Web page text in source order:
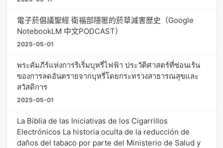
電子菸倡議聖經 衛福部隱匿的菸草減害歷史（Google
NotebookLM 中文PODCAST）
2025-05-01
พระคัมภีร์แห่งการริเริ่มบุหรี่ไฟฟ้า ประวัติศาสตร์ที่ซ่อนเร้น
ของการลดอันตรายจากบุหรี่โดยกระทรวงสาธารณสุขและ
สวัสดิการ
2025-05-01
La Biblia de las Iniciativas de los Cigarrillos
Electrónicos La historia oculta de la reducción de
daños del tabaco por parte del Ministerio de Salud y